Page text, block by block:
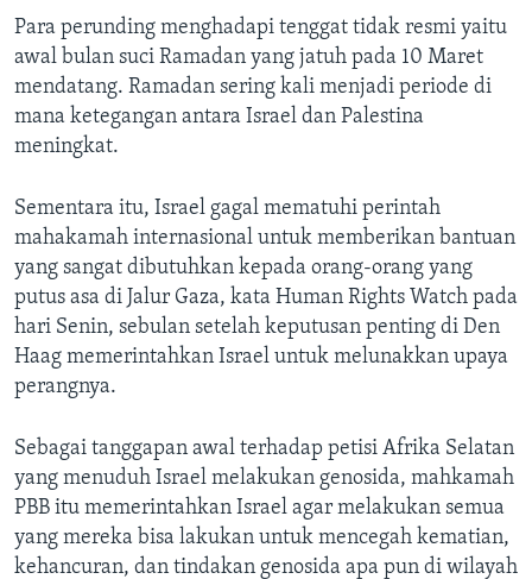
Para perunding menghadapi tenggat tidak resmi yaitu
awal bulan suci Ramadan yang jatuh pada 10 Maret
mendatang. Ramadan sering kali menjadi periode di
mana ketegangan antara Israel dan Palestina
meningkat.
Sementara itu, Israel gagal mematuhi perintah
mahakamah internasional untuk memberikan bantuan
yang sangat dibutuhkan kepada orang-orang yang
putus asa di Jalur Gaza, kata Human Rights Watch pada
hari Senin, sebulan setelah keputusan penting di Den
Haag memerintahkan Israel untuk melunakkan upaya
perangnya.
Sebagai tanggapan awal terhadap petisi Afrika Selatan
yang menuduh Israel melakukan genosida, mahkamah
PBB itu memerintahkan Israel agar melakukan semua
yang mereka bisa lakukan untuk mencegah kematian,
kehancuran, dan tindakan genosida apa pun di wilayah